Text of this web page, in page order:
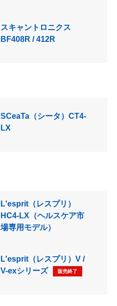
スキャントロニクス
BF408R / 412R
SCeaTa（シータ）CT4-
LX
L'esprit（レスプリ）
HC4-LX（ヘルスケア市
場専用モデル）
L'esprit（レスプリ）V /
V-exシリーズ
販売終了